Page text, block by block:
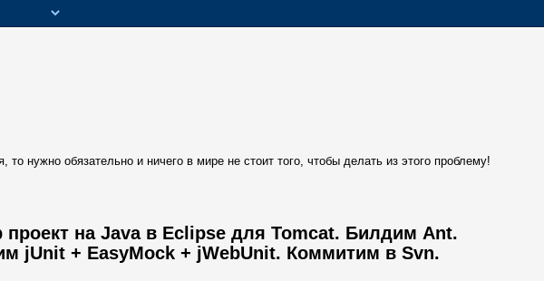
то нужно обязательно и ничего в мире не стоит того, чтобы делать из этого проблему!
на Java в Eclipse для Tomcat. Билдим Ant.
jUnit + EasyMock + jWebUnit. Коммитим в Svn.